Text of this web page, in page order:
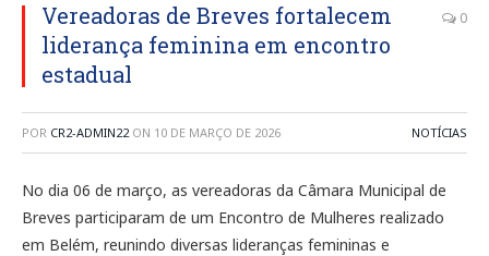
Vereadoras de Breves fortalecem
liderança feminina em encontro
estadual
0
POR CR2-ADMIN22 ON 10 DE MARÇO DE 2026 NOTÍCIAS
No dia 06 de março, as vereadoras da Câmara Municipal de
Breves participaram de um Encontro de Mulheres realizado
em Belém, reunindo diversas lideranças femininas e